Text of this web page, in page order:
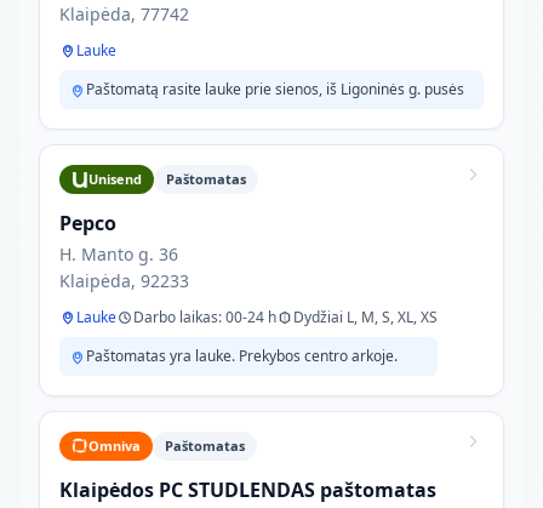
Klaipėda, 77742
Lauke
Paštomatą rasite lauke prie sienos, iš Ligoninės g. pusės
Unisend Paštomatas
Pepco
H. Manto g. 36
Klaipėda, 92233
Lauke Darbo laikas: 00-24 h
Dydžiai L, M, S, XL, XS
Paštomatas yra lauke. Prekybos centro arkoje.
Omniva Paštomatas
Klaipėdos PC STUDLENDAS paštomatas